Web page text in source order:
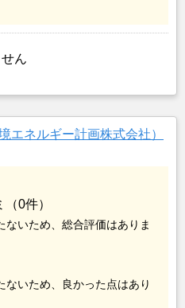
ん
エネルギー計画株式会社）
（0件）
いため、総合評価はありま
いため、良かった点はあり